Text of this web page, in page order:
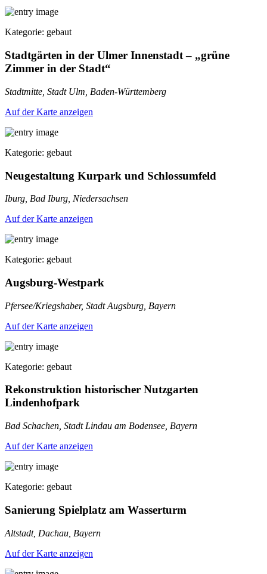
Kategorie: gebaut
Stadtgärten in der Ulmer Innenstadt – „grüne
Zimmer in der Stadt“
Stadtmitte, Stadt Ulm, Baden-Württemberg
Auf der Karte anzeigen
Kategorie: gebaut
Neugestaltung Kurpark und Schlossumfeld
Iburg, Bad Iburg, Niedersachsen
Auf der Karte anzeigen
Kategorie: gebaut
Augsburg-Westpark
Pfersee/Kriegshaber, Stadt Augsburg, Bayern
Auf der Karte anzeigen
Kategorie: gebaut
Rekonstruktion historischer Nutzgarten
Lindenhofpark
Bad Schachen, Stadt Lindau am Bodensee, Bayern
Auf der Karte anzeigen
Kategorie: gebaut
Sanierung Spielplatz am Wasserturm
Altstadt, Dachau, Bayern
Auf der Karte anzeigen